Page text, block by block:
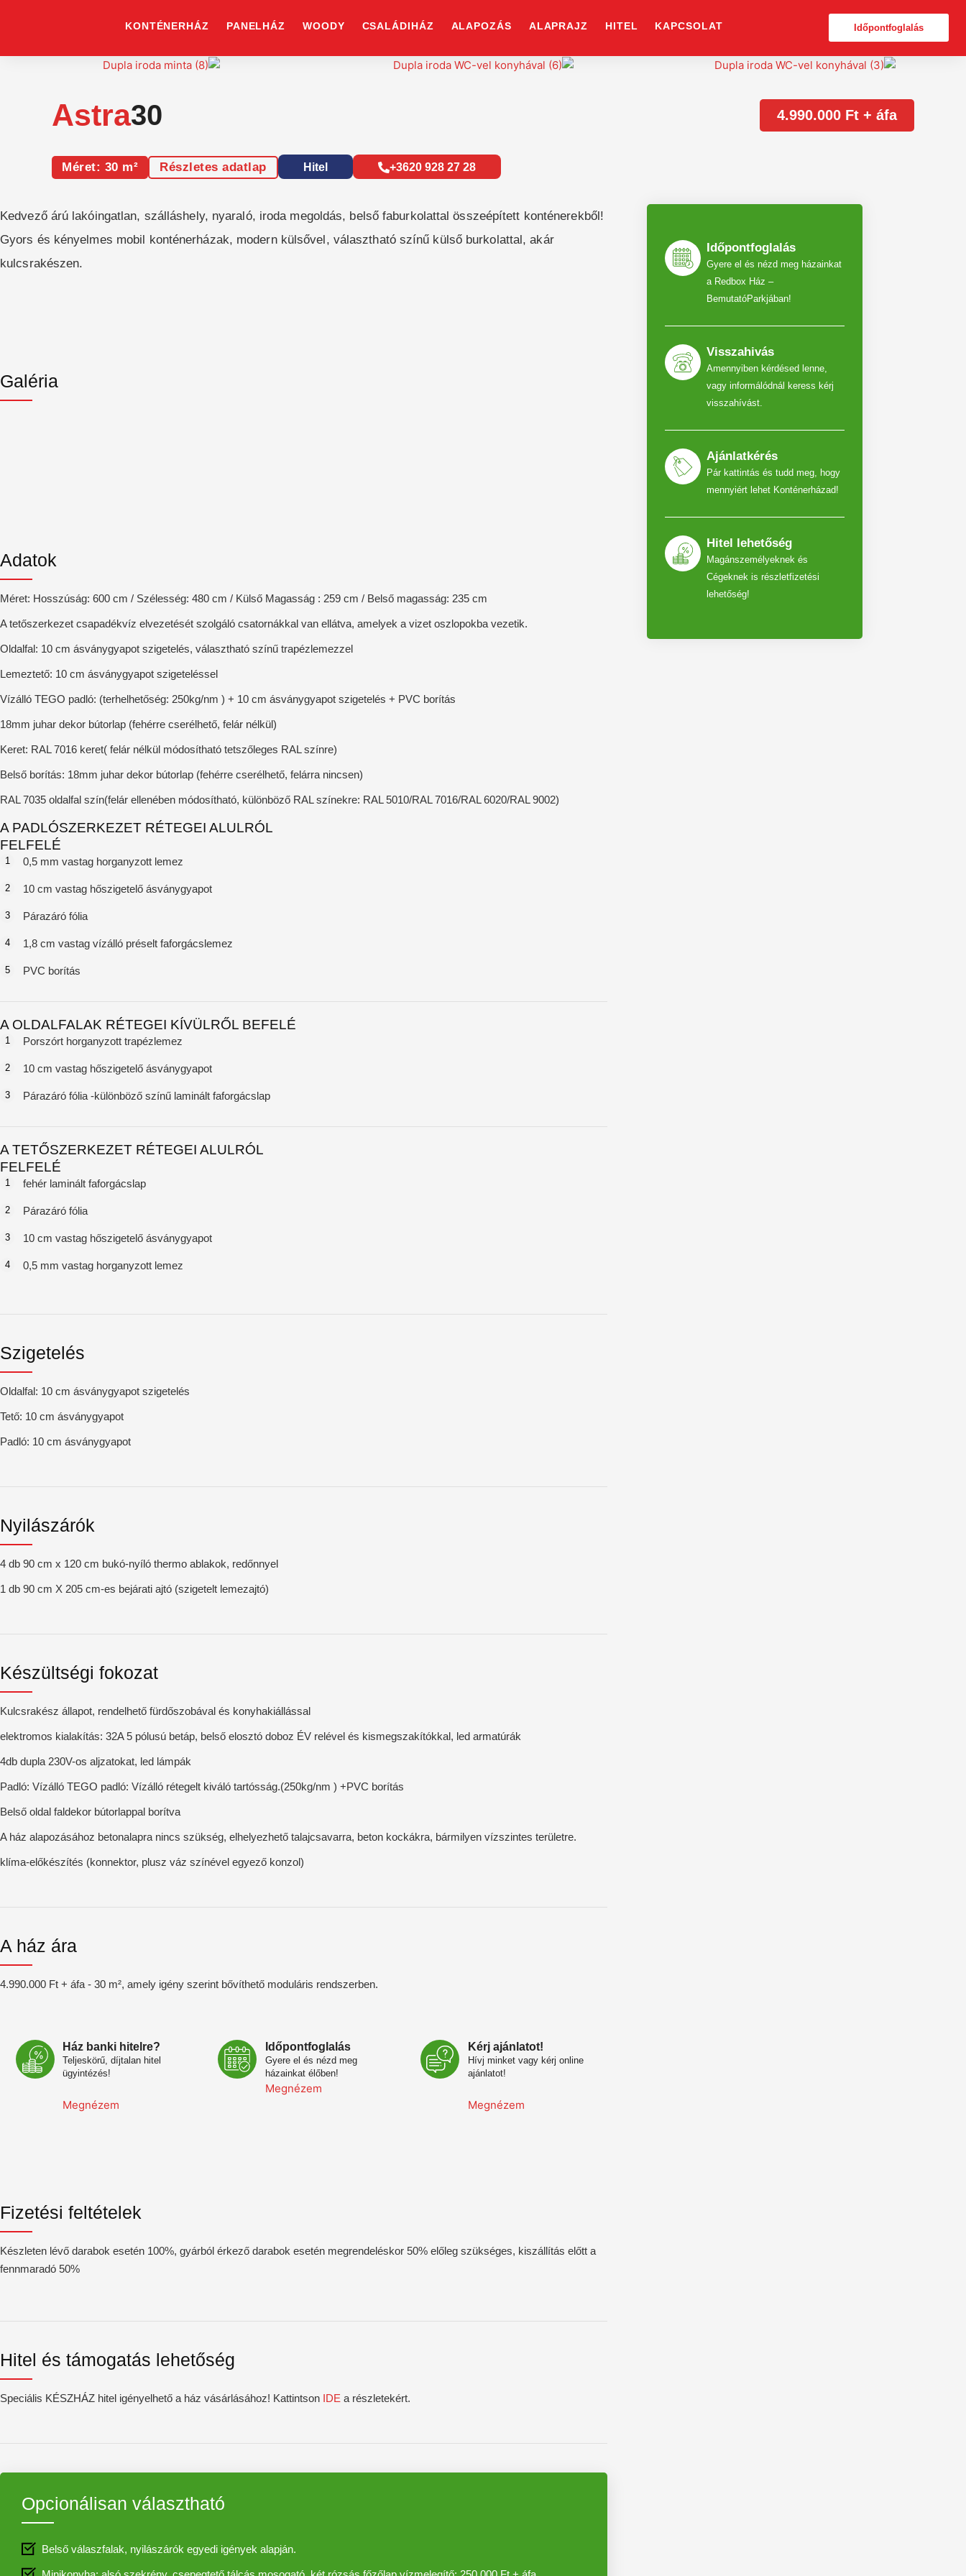
KONTÉNERHÁZ PANELHÁZ WOODY CSALÁDIHÁZ ALAPOZÁS ALAPRAJZ HITEL KAPCSOLAT Időpontfoglalás
Astra30 4.990.000 Ft + áfa
Méret: 30 m² Részletes adatlap Hitel +3620 928 27 28
Kedvező árú lakóingatlan, szálláshely, nyaraló, iroda megoldás, belső faburkolattal összeépített konténerekből!
Gyors és kényelmes mobil konténerházak, modern külsővel, választható színű külső burkolattal, akár
kulcsrakészen.
Galéria
Adatok
Méret: Hosszúság: 600 cm / Szélesség: 480 cm / Külső Magasság : 259 cm / Belső magasság: 235 cm
A tetőszerkezet csapadékvíz elvezetését szolgáló csatornákkal van ellátva, amelyek a vizet oszlopokba vezetik.
Oldalfal: 10 cm ásványgyapot szigetelés, választható színű trapézlemezzel
Lemeztető: 10 cm ásványgyapot szigeteléssel
Vízálló TEGO padló: (terhelhetőség: 250kg/nm ) + 10 cm ásványgyapot szigetelés + PVC borítás
18mm juhar dekor bútorlap (fehérre cserélhető, felár nélkül)
Keret: RAL 7016 keret( felár nélkül módosítható tetszőleges RAL színre)
Belső borítás: 18mm juhar dekor bútorlap (fehérre cserélhető, felárra nincsen)
RAL 7035 oldalfal szín(felár ellenében módosítható, különböző RAL színekre: RAL 5010/RAL 7016/RAL 6020/RAL 9002)
A PADLÓSZERKEZET RÉTEGEI ALULRÓL
FELFELÉ
1 0,5 mm vastag horganyzott lemez
2 10 cm vastag hőszigetelő ásványgyapot
3 Párazáró fólia
4 1,8 cm vastag vízálló préselt faforgácslemez
5 PVC borítás
A OLDALFALAK RÉTEGEI KÍVÜLRŐL BEFELÉ
1 Porszórt horganyzott trapézlemez
2 10 cm vastag hőszigetelő ásványgyapot
3 Párazáró fólia -különböző színű laminált faforgácslap
A TETŐSZERKEZET RÉTEGEI ALULRÓL
FELFELÉ
1 fehér laminált faforgácslap
2 Párazáró fólia
3 10 cm vastag hőszigetelő ásványgyapot
4 0,5 mm vastag horganyzott lemez
Szigetelés
Oldalfal: 10 cm ásványgyapot szigetelés
Tető: 10 cm ásványgyapot
Padló: 10 cm ásványgyapot
Nyilászárók
4 db 90 cm x 120 cm bukó-nyíló thermo ablakok, redőnnyel
1 db 90 cm X 205 cm-es bejárati ajtó (szigetelt lemezajtó)
Készültségi fokozat
Kulcsrakész állapot, rendelhető fürdőszobával és konyhakiállással
elektromos kialakítás: 32A 5 pólusú betáp, belső elosztó doboz ÉV relével és kismegszakítókkal, led armatúrák
4db dupla 230V-os aljzatokat, led lámpák
Padló: Vízálló TEGO padló: Vízálló rétegelt kiváló tartósság.(250kg/nm ) +PVC borítás
Belső oldal faldekor bútorlappal borítva
A ház alapozásához betonalapra nincs szükség, elhelyezhető talajcsavarra, beton kockákra, bármilyen vízszintes területre.
klíma-előkészítés (konnektor, plusz váz színével egyező konzol)
A ház ára
4.990.000 Ft + áfa - 30 m², amely igény szerint bővíthető moduláris rendszerben.
Ház banki hitelre?
Teljeskörű, díjtalan hitel
ügyintézés!
Megnézem
Időpontfoglalás
Gyere el és nézd meg
házainkat élőben!
Megnézem
Kérj ajánlatot!
Hívj minket vagy kérj online
ajánlatot!
Megnézem
Fizetési feltételek
Készleten lévő darabok esetén 100%, gyárból érkező darabok esetén megrendeléskor 50% előleg szükséges, kiszállítás előtt a
fennmaradó 50%
Hitel és támogatás lehetőség
Speciális KÉSZHÁZ hitel igényelhető a ház vásárlásához! Kattintson IDE a részletekért.
Opcionálisan választható
Belső válaszfalak, nyilászárók egyedi igények alapján.
Időpontfoglalás
Gyere el és nézd meg házainkat
a Redbox Ház –
BemutatóParkjában!
Visszahivás
Amennyiben kérdésed lenne,
vagy informálódnál keress kérj
visszahívást.
Ajánlatkérés
Pár kattintás és tudd meg, hogy
mennyiért lehet Konténerházad!
Hitel lehetőség
Magánszemélyeknek és
Cégeknek is részletfizetési
lehetőség!